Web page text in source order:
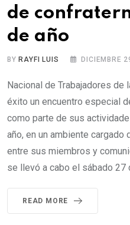
de
de año
BYRAYFI LUIS DICIEMBRE
Nacional de Trabajadores de
éxito un encuentro especial
como parte de sus
año, en un ambiente cargado
entre sus miembros y
se llevó a cabo el sábado 27
READ MORE